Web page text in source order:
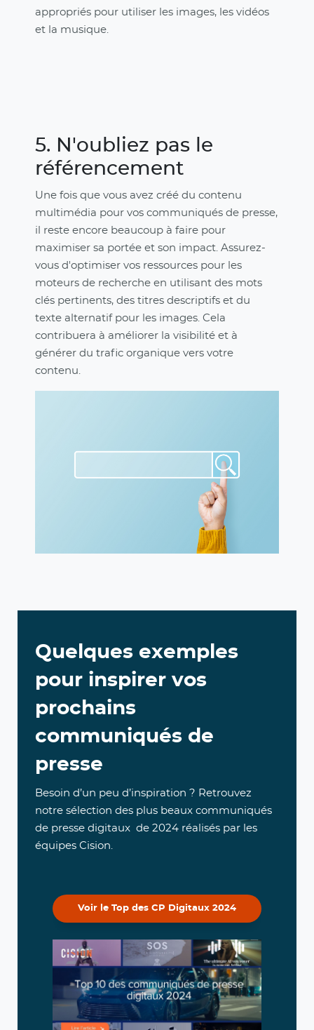
appropriés pour utiliser les images, les vidéos
et la musique.
5. N'oubliez pas le
référencement
Une fois que vous avez créé du contenu
multimédia pour vos communiqués de presse,
il reste encore beaucoup à faire pour
maximiser sa portée et son impact. Assurez-
vous d'optimiser vos ressources pour les
moteurs de recherche en utilisant des mots
clés pertinents, des titres descriptifs et du
texte alternatif pour les images. Cela
contribuera à améliorer la visibilité et à
générer du trafic organique vers votre
contenu.
Quelques exemples
pour inspirer vos
prochains
communiqués de
presse
Besoin d’un peu d’inspiration ? Retrouvez
notre sélection des plus beaux communiqués
de presse digitaux de 2024 réalisés par les
équipes Cision.
Voir le Top des CP Digitaux 2024